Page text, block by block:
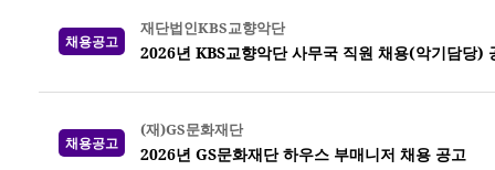
채용공고
재단법인KBS교향악단
2026년 KBS교향악단 사무국 직원 채용(악기담당)
채용공고
(재)GS문화재단
2026년 GS문화재단 하우스 부매니저 채용 공고